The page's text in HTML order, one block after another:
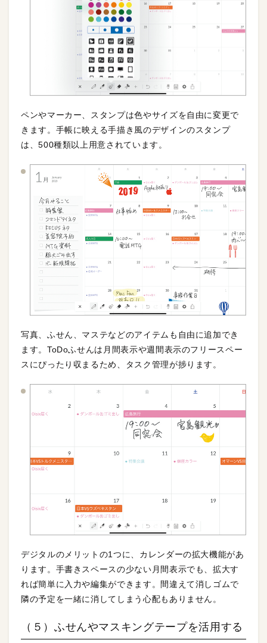
ペンやマーカー、スタンプは色やサイズを自由に変更で
きます。手帳に映える手描き風のデザインのスタンプ
は、500種類以上用意されています。
写真、ふせん、マステなどのアイテムも自由に追加でき
ます。ToDoふせんは月間表示や週間表示のフリースペー
スにぴったり収まるため、タスク管理が捗ります。
デジタルのメリットの1つに、カレンダーの拡大機能があ
ります。手書きスペースの少ない月間表示でも、拡大す
れば簡単に入力や編集ができます。間違えて消しゴムで
隣の予定を一緒に消してしまう心配もありません。
（５）ふせんやマスキングテープを活用する